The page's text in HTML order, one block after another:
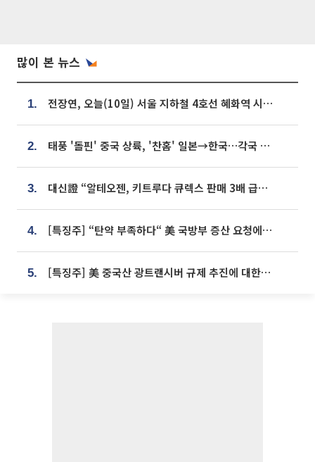
많이 본 뉴스
1. 전장연, 오늘(10일) 서울 지하철 4호선 혜화역 시위…1호선 용산역 무정차
2. 태풍 '돌핀' 중국 상륙, '찬홈' 일본→한국…각국 기상청 예상 경로는?
3. 대신證 “알테오젠, 키트루다 큐렉스 판매 3배 급증…목표가 41만원 상향”
4. [특징주] “탄약 부족하다“ 美 국방부 증산 요청에⋯국내 방산주 급등세
5. [특징주] 美 중국산 광트랜시버 규제 추진에 대한광통신 등 광통신株 강세